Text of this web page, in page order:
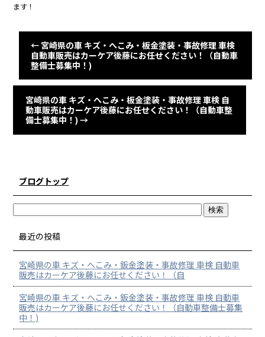
ます！
← 宮崎県の車 キズ・へこみ・板金塗装・事故修理 車検
自動車販売はカーケア後藤にお任せください！（自動車
整備士募集中！)
宮崎県の車 キズ・へこみ・板金塗装・事故修理 車検 自
動車販売はカーケア後藤にお任せください！（自動車整
備士募集中！)→
ブログトップ
最近の投稿
宮崎県の車 キズ・へこみ・鈑金塗装・事故修理 車検 自動車
販売はカーケア後藤にお任せください！（自
宮崎県の車 キズ・へこみ・鈑金塗装・事故修理 車検 自動車
販売はカーケア後藤にお任せください！（自動車整備士募集
中！)